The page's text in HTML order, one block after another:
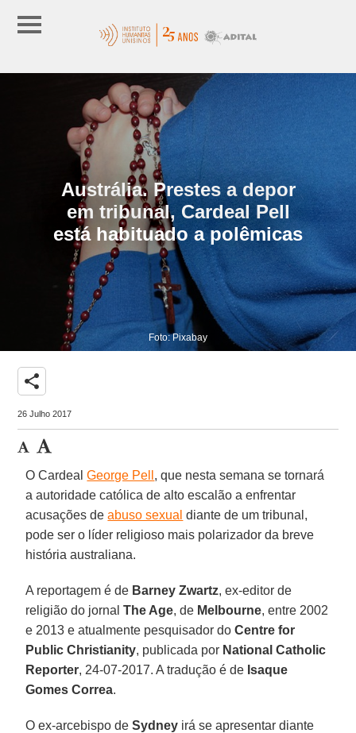
Austrália. Prestes a depor
em tribunal, Cardeal Pell
está habituado a polêmicas
Foto: Pixabay
share
26 Julho 2017
O CardealGeorge Pell , que nesta semana se tornará
a autoridade católica de alto escalão a enfrentar
acusações deabuso sexual diante de um tribunal,
pode ser o líder religioso mais polarizador da breve
história australiana.
A reportagem é de Barney Zwartz, ex-editor de
religião do jornalThe Age, de Melbourne, entre 2002
e 2013 e atualmente pesquisador doCentre for
Public Christianity, publicada por National Catholic
Reporter, 24-07-2017. A tradução é de Isaque
Gomes Correa.
O ex-arcebispo deSydney irá se apresentar diante